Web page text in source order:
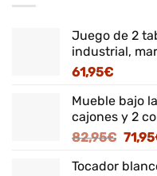
Juego de 2
industrial,
61,95€
Mueble bajo
cajones y 2
82,95€ El
71,95
Tocador